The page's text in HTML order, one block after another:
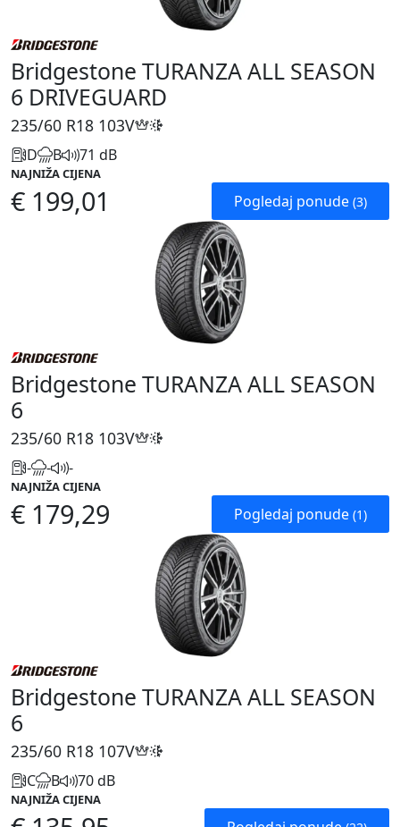
Bridgestone TURANZA ALL SEASON
6 DRIVEGUARD
235/60 R18 103V
D B 71 dB
NAJNIŽA CIJENA
€ 199,01 Pogledaj ponude (3)
Bridgestone TURANZA ALL SEASON
6
235/60 R18 103V
- - -
NAJNIŽA CIJENA
€ 179,29 Pogledaj ponude (1)
Bridgestone TURANZA ALL SEASON
6
235/60 R18 107V
C B 70 dB
NAJNIŽA CIJENA